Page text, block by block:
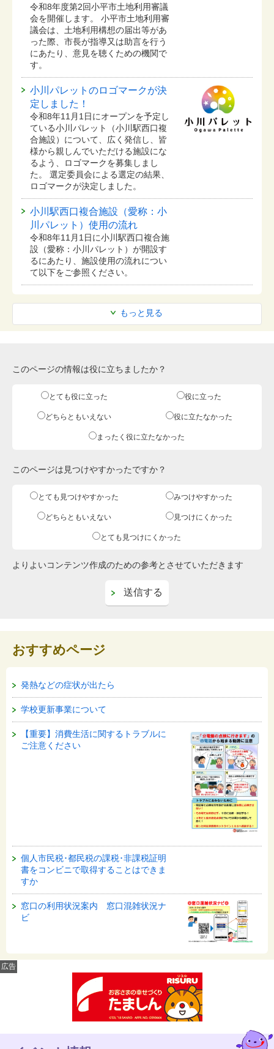
もっと見る
令和8年度第2回小平市土地利用審議
会を開催します。 小平市土地利用審
議会は、土地利用構想の届出等があ
った際、市長が指導又は助言を行う
にあたり、意見を聴くための機関で
す。
小川パレットのロゴマークが決
定しました！
令和8年11月1日にオープンを予定し
ている⼩川パレット（小川駅西口複
合施設）について、広く発信し、皆
様から親しんでいただける施設にな
るよう、ロゴマークを募集しまし
た。 選定委員会による選定の結果、
ロゴマークが決定しました。
小川駅西口複合施設（愛称：小
川パレット）使用の流れ
令和8年11月1日に小川駅西口複合施
設（愛称：小川パレット）が開設す
るにあたり、施設使用の流れについ
て以下をご参照ください。
このページの情報は役に立ちましたか？
とても役に立った 役に立った
どちらともいえない 役に立たなかった
まったく役に立たなかった
このページは見つけやすかったですか？
とても見つけやすかった みつけやすかった
どちらともいえない 見つけにくかった
とても見つけにくかった
よりよいコンテンツ作成のための参考とさせていただきます
おすすめページ
発熱などの症状が出たら
学校更新事業について
【重要】消費生活に関するトラブルに
ご注意ください
個人市民税･都民税の課税･非課税証明
書をコンビニで取得することはできま
すか
窓口の利用状況案内 窓口混雑状況ナ
ビ
広告